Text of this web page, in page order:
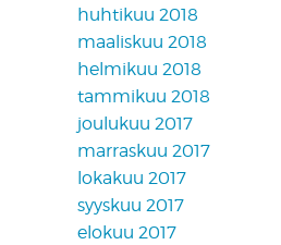
huhtikuu 2018
maaliskuu 2018
helmikuu 2018
tammikuu 2018
joulukuu 2017
marraskuu 2017
lokakuu 2017
syyskuu 2017
elokuu 2017